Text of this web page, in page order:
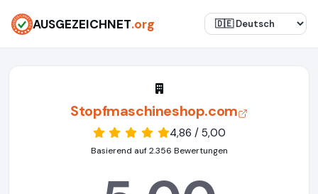
AUSGEZEICHNET.org
Stopfmaschineshop.com
4,86 / 5,00
Basierend auf 2.356 Bewertungen